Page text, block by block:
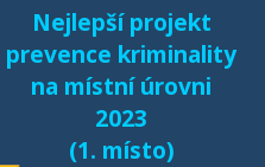
Nejlepší projekt
prevence kriminality
na místní úrovni
2023
(1. místo)